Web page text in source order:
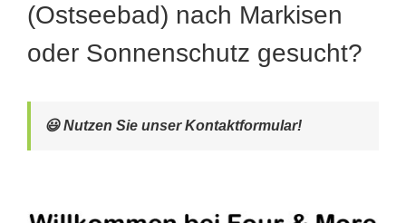
(Ostseebad) nach Markisen
oder Sonnenschutz gesucht?
😃 Nutzen Sie unser Kontaktformular!